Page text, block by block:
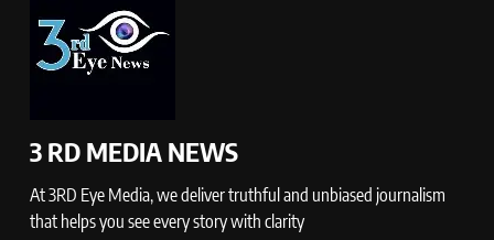
3 RD MEDIA NEWS
At 3RD Eye Media, we deliver truthful and unbiased journalism
that helps you see every story with clarity